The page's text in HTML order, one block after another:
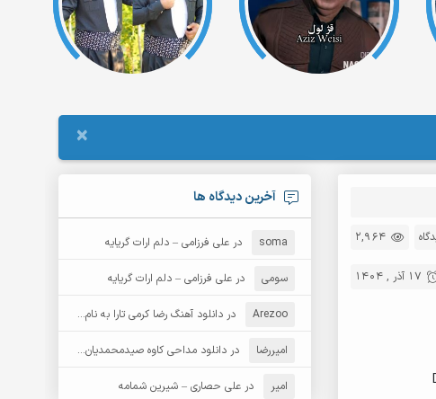
×
2,964
17 آذر , 1404
آخرین دیدگاه ها
soma درعلی فرزامی – دلم ارات گریایه
سومی درعلی فرزامی – دلم ارات گریایه
Arezoo دردانلود آهنگ رضا کرمی تارا به نام قمار
امیررضا دردانلود مداحی کاوه صیدمحمدیان به نام سردار باوفا
امیر درعلی حصاری – شیرین شمامه